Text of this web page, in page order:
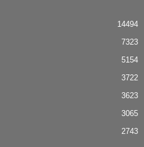
14494
7323
5154
3722
3623
3065
2743